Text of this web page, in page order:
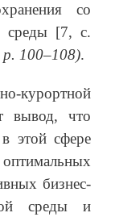
со
среды [7, с.
100–108).
курортной
вывод, что
этой сфере
бизнес-
среды и